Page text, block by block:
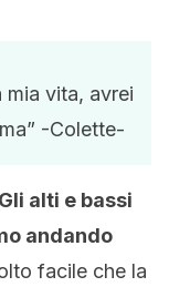
mia vita, avrei
-Colette-
Gli alti e bassi
andando
facile che la